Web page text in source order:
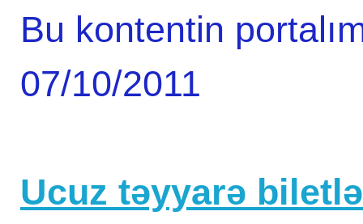
Bu kontentin
07/10/2011
Ucuz təyyarə